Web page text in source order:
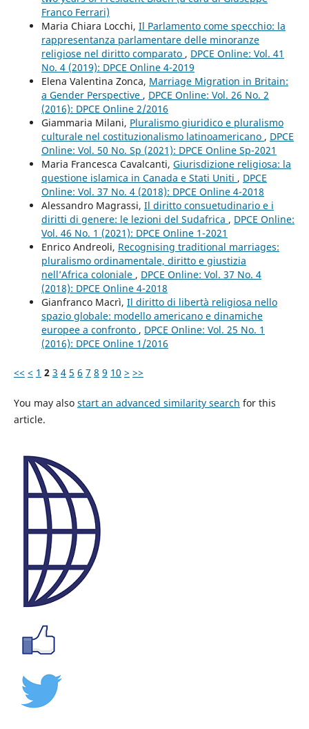
Franco Ferrari)
Maria Chiara Locchi, Il Parlamento come specchio: la
rappresentanza parlamentare delle minoranze
religiose nel diritto comparato , DPCE Online: Vol. 41
No. 4 (2019): DPCE Online 4-2019
Elena Valentina Zonca, Marriage Migration in Britain:
a Gender Perspective , DPCE Online: Vol. 26 No. 2
(2016): DPCE Online 2/2016
Giammaria Milani, Pluralismo giuridico e pluralismo
culturale nel costituzionalismo latinoamericano , DPCE
Online: Vol. 50 No. Sp (2021): DPCE Online Sp-2021
Maria Francesca Cavalcanti, Giurisdizione religiosa: la
questione islamica in Canada e Stati Uniti , DPCE
Online: Vol. 37 No. 4 (2018): DPCE Online 4-2018
Alessandro Magrassi, Il diritto consuetudinario e i
diritti di genere: le lezioni del Sudafrica , DPCE Online:
Vol. 46 No. 1 (2021): DPCE Online 1-2021
Enrico Andreoli, Recognising traditional marriages:
pluralismo ordinamentale, diritto e giustizia
nell’Africa coloniale , DPCE Online: Vol. 37 No. 4
(2018): DPCE Online 4-2018
Gianfranco Macrì, Il diritto di libertà religiosa nello
spazio globale: modello americano e dinamiche
europee a confronto , DPCE Online: Vol. 25 No. 1
(2016): DPCE Online 1/2016
<< < 1 2 3 4 5 6 7 8 9 10 > >>
You may also start an advanced similarity search for this
article.